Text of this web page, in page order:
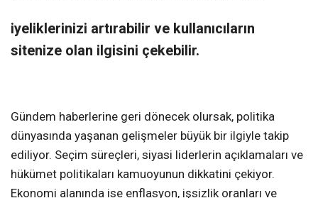
iyeliklerinizi artırabilir ve kullanıcıların
sitenize olan ilgisini çekebilir.
Gündem haberlerine geri dönecek olursak, politika
dünyasında yaşanan gelişmeler büyük bir ilgiyle takip
ediliyor. Seçim süreçleri, siyasi liderlerin açıklamaları ve
hükümet politikaları kamuoyunun dikkatini çekiyor.
Ekonomi alanında ise enflasyon, işsizlik oranları ve